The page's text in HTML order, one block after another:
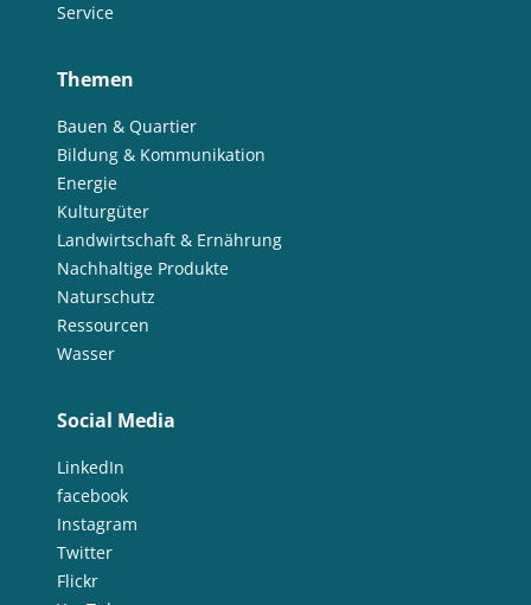
Service
Themen
Bauen & Quartier
Bildung & Kommunikation
Energie
Kulturgüter
Landwirtschaft & Ernährung
Nachhaltige Produkte
Naturschutz
Ressourcen
Wasser
Social Media
LinkedIn
facebook
Instagram
Twitter
Flickr